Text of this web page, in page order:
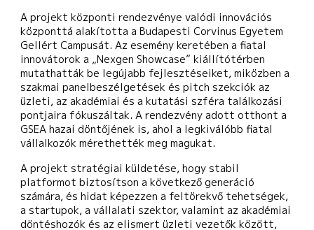
A projekt központi rendezvénye valódi innovációs
központtá alakította a Budapesti Corvinus Egyetem
Gellért Campusát. Az esemény keretében a fiatal
innovátorok a „Nexgen Showcase” kiállítótérben
mutathatták be legújabb fejlesztéseiket, miközben a
szakmai panelbeszélgetések és pitch szekciók az
üzleti, az akadémiai és a kutatási szféra találkozási
pontjaira fókuszáltak. A rendezvény adott otthont a
GSEA hazai döntőjének is, ahol a legkiválóbb fiatal
vállalkozók mérethették meg magukat.
A projekt stratégiai küldetése, hogy stabil
platformot biztosítson a következő generáció
számára, és hidat képezzen a feltörekvő tehetségek,
a startupok, a vállalati szektor, valamint az akadémiai
döntéshozók és az elismert üzleti vezetők között,